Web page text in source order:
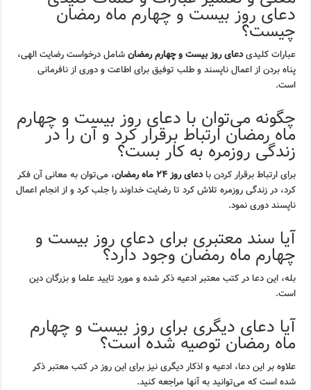
دعای روز بیست و چهارم ماه رمضان
چیست؟
عبارات کلیدیدعای روز بیست و چهارم رمضانشامل درخواست رضایت الهی،
پناه بردن از اعمال ناپسند و طلب توفیق برای اطاعت و دوری از نافرمانی
است.
چگونه می‌توان با دعای روز بیست و چهارم
ماه رمضان ارتباط برقرار کرد و آن را در
زندگی روزمره به کار بست؟
برای ارتباط برقرار کردن بادعای روز ۲۴ ماه رمضان
، می‌توان به معانی آن فکر
کرد، در زندگی روزمره تلاش کرد تا رضایت خداوند را جلب کرد و از انجام اعمال
ناپسند دوری نمود.
آیا سند معتبری برای دعای روز بیست و
چهارم ماه رمضان وجود دارد؟
بله، این دعا در کتب معتبر ادعیه ذکر شده و مورد تایید علما و بزرگان دین
است.
آیا دعای دیگری برای روز بیست و چهارم
ماه رمضان توصیه شده است؟
علاوه بر این دعا، ادعیه و اذکار دیگری نیز برای این روز در کتب معتبر ذکر
شده است که می‌توانید به آنها مراجعه کنید.